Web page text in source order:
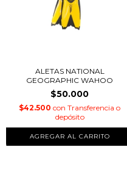
ALETAS NATIONAL
GEOGRAPHIC WAHOO
$50.000
$42.500 con Transferencia o
depósito